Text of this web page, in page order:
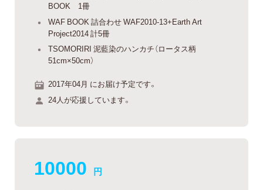
BOOK 1冊
WAF BOOK 詰合わせ WAF2010-13+Earth Art
Project2014 計5冊
TSOMORIRI 泥藍染のハンカチ（ロータス柄
51cm×50cm）
2017年04月 にお届け予定です。
24人が応援しています。
10000 円